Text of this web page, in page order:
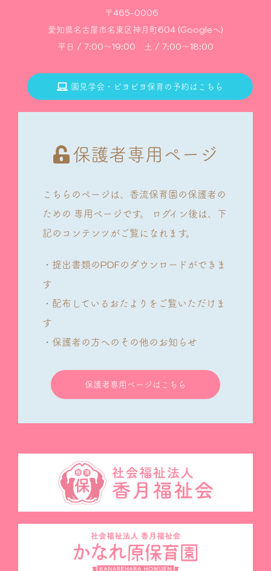
〒465-0006
愛知県名古屋市名東区神月町604 (Googleへ)
平日 / 7:00～19:00 土 / 7:00～18:00
園見学会・ピヨピヨ保育の予約はこちら
保護者専用ページ
こちらのページは、香流保育園の保護者の
ための 専用ページです。
ログイン後は、下
記のコンテンツがご覧になれます。
・提出書類のPDFのダウンロードができま
す
・配布しているおたよりをご覧いただけま
す
・保護者の方へのその他のお知らせ
保護者専用ページはこちら